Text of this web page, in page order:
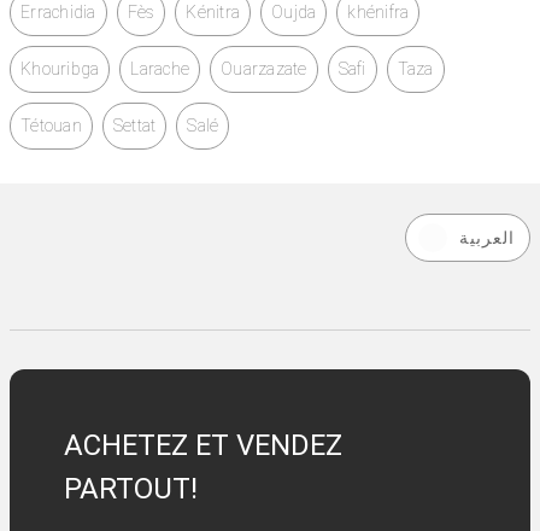
Errachidia Fès Kénitra Oujda khénifra
Khouribga Larache Ouarzazate Safi Taza
Tétouan Settat Salé
العربية
ACHETEZ ET VENDEZ
PARTOUT!